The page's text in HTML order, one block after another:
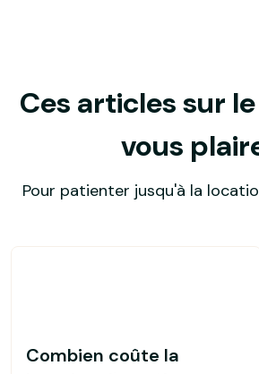
Ces articles sur
vous
Pour patienter jusqu'à la
Combien coûte la